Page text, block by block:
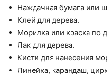
Наждачная бумага или
Клей для дерева.
Морилка или краска по
Лак для дерева.
Кисти для нанесения
Линейка, карандаш,